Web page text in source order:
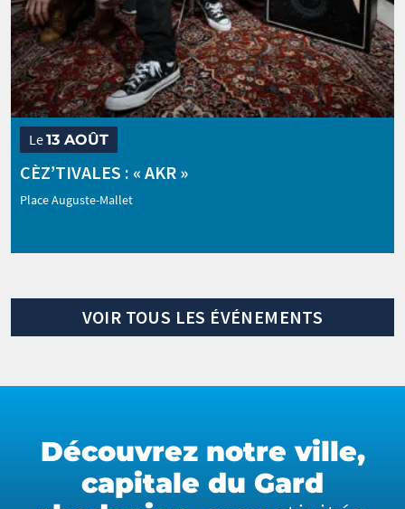
CÈZ’TIVALES : « AKR »
Le13 AOÛT
Place Auguste-Mallet
VOIR TOUS LES ÉVÉNEMENTS
Découvrez notre ville,
capitale du Gard